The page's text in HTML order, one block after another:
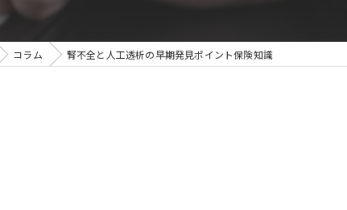
コラム 腎不全と人工透析の早期発見ポイント保険知識